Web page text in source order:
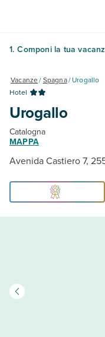
1. Componi la tua
Vacanze/Spagna/Urogallo
Hotel
Urogallo
Catalogna
MAPPA
Avenida Castiero 7,